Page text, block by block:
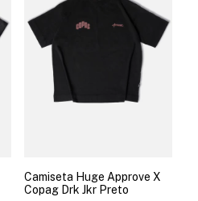
Camiseta Huge Approve X
Copag Drk Jkr Preto